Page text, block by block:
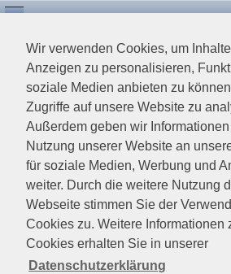
Wir verwenden Cookies, um
Anzeigen zu personalisieren,
soziale Medien anbieten zu
Zugriffe auf unsere Website zu
Außerdem geben wir
Nutzung unserer Website an
für soziale Medien, Werbung und
weiter. Durch die weitere Nutzung
Webseite stimmen Sie der
Cookies zu. Weitere Informationen
Cookies erhalten Sie in unserer
Datenschutzerklärung